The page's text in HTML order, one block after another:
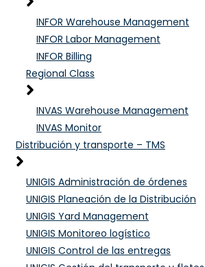
INFOR Warehouse Management
INFOR Labor Management
INFOR Billing
Regional Class
INVAS Warehouse Management
INVAS Monitor
Distribución y transporte – TMS
UNIGIS Administración de órdenes
UNIGIS Planeación de la Distribución
UNIGIS Yard Management
UNIGIS Monitoreo logístico
UNIGIS Control de las entregas